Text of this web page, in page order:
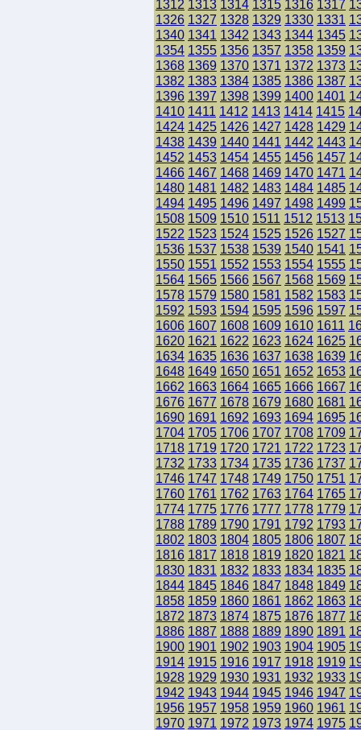
1312 1313 1314 1315 1316 1317
1326 1327 1328 1329 1330 1331
1340 1341 1342 1343 1344 1345
1354 1355 1356 1357 1358 1359
1368 1369 1370 1371 1372 1373
1382 1383 1384 1385 1386 1387
1396 1397 1398 1399 1400 1401
1410 1411 1412 1413 1414 1415
1424 1425 1426 1427 1428 1429
1438 1439 1440 1441 1442 1443
1452 1453 1454 1455 1456 1457
1466 1467 1468 1469 1470 1471
1480 1481 1482 1483 1484 1485
1494 1495 1496 1497 1498 1499
1508 1509 1510 1511 1512 1513
1522 1523 1524 1525 1526 1527
1536 1537 1538 1539 1540 1541
1550 1551 1552 1553 1554 1555
1564 1565 1566 1567 1568 1569
1578 1579 1580 1581 1582 1583
1592 1593 1594 1595 1596 1597
1606 1607 1608 1609 1610 1611
1620 1621 1622 1623 1624 1625
1634 1635 1636 1637 1638 1639
1648 1649 1650 1651 1652 1653
1662 1663 1664 1665 1666 1667
1676 1677 1678 1679 1680 1681
1690 1691 1692 1693 1694 1695
1704 1705 1706 1707 1708 1709
1718 1719 1720 1721 1722 1723
1732 1733 1734 1735 1736 1737
1746 1747 1748 1749 1750 1751
1760 1761 1762 1763 1764 1765
1774 1775 1776 1777 1778 1779
1788 1789 1790 1791 1792 1793
1802 1803 1804 1805 1806 1807
1816 1817 1818 1819 1820 1821
1830 1831 1832 1833 1834 1835
1844 1845 1846 1847 1848 1849
1858 1859 1860 1861 1862 1863
1872 1873 1874 1875 1876 1877
1886 1887 1888 1889 1890 1891
1900 1901 1902 1903 1904 1905
1914 1915 1916 1917 1918 1919
1928 1929 1930 1931 1932 1933
1942 1943 1944 1945 1946 1947
1956 1957 1958 1959 1960 1961
1970 1971 1972 1973 1974 1975